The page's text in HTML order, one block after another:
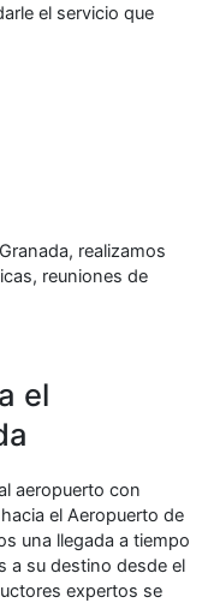
el servicio que
realizamos
reuniones de
el
aeropuerto con
el Aeropuerto de
una llegada a tiempo
a su destino desde el
expertos se